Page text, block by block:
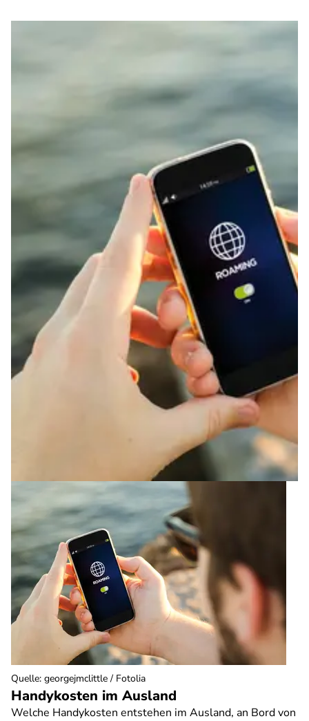
Handykosten im Ausland
Welche Handykosten entstehen im Ausland, an Bord von
Quelle: georgejmclittle / Fotolia